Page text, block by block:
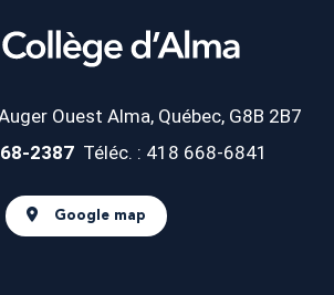
Ouest Alma, Québec, G8B 2B7
2387 Téléc. : 418 668-6841
Google map